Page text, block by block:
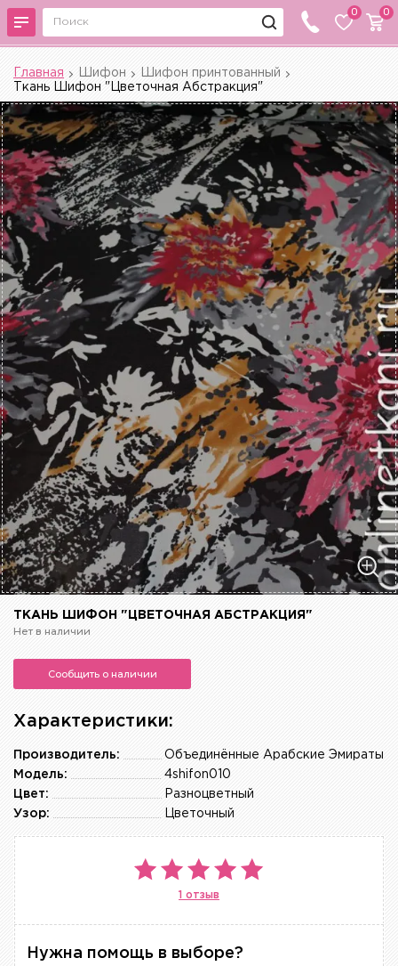
0 0
Главная Шифон
Шифон принтованный
Ткань Шифон "Цветочная Абстракция"
ТКАНЬ ШИФОН "ЦВЕТОЧНАЯ АБСТРАКЦИЯ"
Нет в наличии
Сообщить о наличии
Характеристики:
Объединённые Арабские Эмираты
Производитель:
4shifon010
Модель:
Разноцветный
Цвет:
Цветочный
Узор:
1 отзыв
Нужна помощь в выборе?